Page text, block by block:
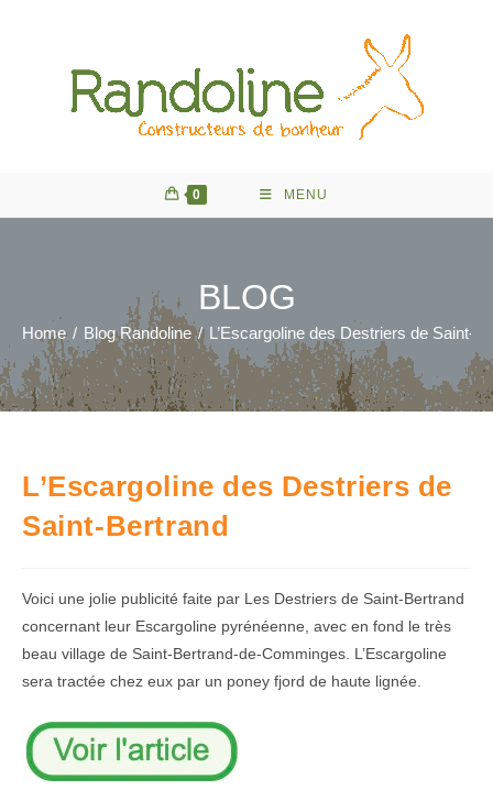
0 MENU
BLOG
Home / Blog Randoline / L’Escargoline des Destriers de Saint-
L’Escargoline des Destriers de
Saint-Bertrand
Voici une jolie publicité faite par Les Destriers de Saint-Bertrand
concernant leur Escargoline pyrénéenne, avec en fond le très
beau village de Saint-Bertrand-de-Comminges. L’Escargoline
sera tractée chez eux par un poney fjord de haute lignée.